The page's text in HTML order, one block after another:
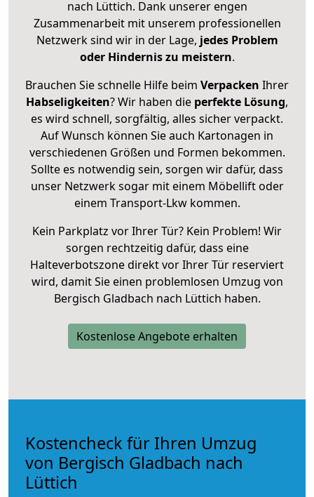
nach Lüttich. Dank unserer engen
Zusammenarbeit mit unserem professionellen
Netzwerk sind wir in der Lage, jedes Problem
oder Hindernis zu meistern.
Brauchen Sie schnelle Hilfe beim Verpacken Ihrer
Habseligkeiten? Wir haben die perfekte Lösung,
es wird schnell, sorgfältig, alles sicher verpackt.
Auf Wunsch können Sie auch Kartonagen in
verschiedenen Größen und Formen bekommen.
Sollte es notwendig sein, sorgen wir dafür, dass
unser Netzwerk sogar mit einem Möbellift oder
einem Transport-Lkw kommen.
Kein Parkplatz vor Ihrer Tür? Kein Problem! Wir
sorgen rechtzeitig dafür, dass eine
Halteverbotszone direkt vor Ihrer Tür reserviert
wird, damit Sie einen problemlosen Umzug von
Bergisch Gladbach nach Lüttich haben.
Kostenlose Angebote erhalten
Kostencheck für Ihren Umzug
von Bergisch Gladbach nach
Lüttich